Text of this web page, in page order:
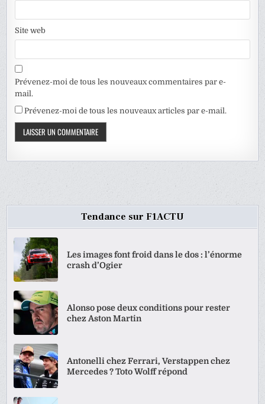
Site web
Prévenez-moi de tous les nouveaux commentaires par e-
mail.
Prévenez-moi de tous les nouveaux articles par e-mail.
Tendance sur F1ACTU
Les images font froid dans le dos : l’énorme
crash d’Ogier
Alonso pose deux conditions pour rester
chez Aston Martin
Antonelli chez Ferrari, Verstappen chez
Mercedes ? Toto Wolff répond